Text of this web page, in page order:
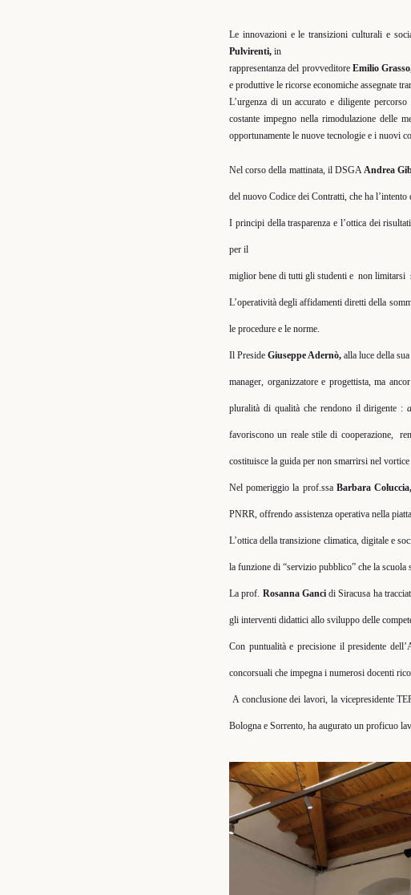
Le innovazioni e le transizioni culturali e
Pulvirenti, in
rappresentanza del provveditoreEmilio
e produttive le ricorse economiche assegnate
L’urgenza di un accurato e diligente
costante impegno nella rimodulazione delle
opportunamente le nuove tecnologie e i nuovi
Nel corso della mattinata, il DSGAAndrea
del nuovo Codice dei Contratti, che ha
I principi della trasparenza e l’ottica dei
per il
miglior bene di tutti gli studenti e non limitarsi
L’operatività degli affidamenti diretti della
le procedure e le norme.
Il Preside Giuseppe Adernò, alla luce della
manager, organizzatore e progettista, ma
pluralità di qualità che rendono il dirigente :
favoriscono un reale stile di cooperazione,
costituisce la guida per non smarrirsi nel
Nel pomeriggio la prof.ssa Barbara
PNRR, offrendo assistenza operativa nella
L’ottica della transizione climatica, digitale e
la funzione di “servizio pubblico” che la scuola
La prof. Rosanna Gancidi Siracusa ha
gli interventi didattici allo sviluppo delle
Con puntualità e precisione il presidente
concorsuali che impegna i numerosi docenti
A conclusione dei lavori, la vicepresidente
Bologna e Sorrento, ha augurato un proficuo